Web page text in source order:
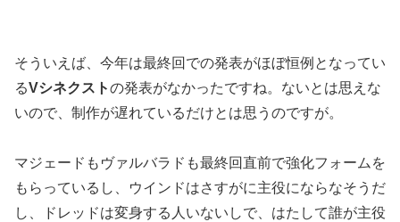
そういえば、今年は最終回での発表がほぼ恒例となってい
るVシネクストの発表がなかったですね。ないとは思えな
いので、制作が遅れているだけとは思うのですが。
マジェードもヴァルバラドも最終回直前で強化フォームを
もらっているし、ウインドはさすがに主役にならなそうだ
し、ドレッドは変身する人いないしで、はたして誰が主役